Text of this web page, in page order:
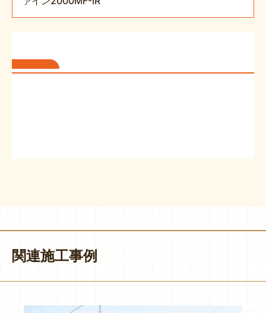
関連施工事例